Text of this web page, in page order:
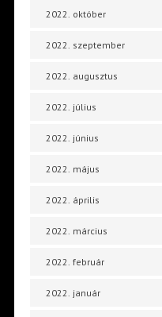
2022. október
2022. szeptember
2022. augusztus
2022. július
2022. június
2022. május
2022. április
2022. március
2022. február
2022. január